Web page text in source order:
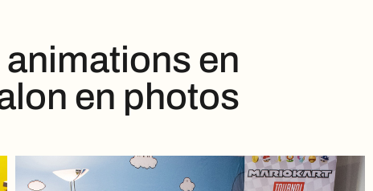
en
en photos